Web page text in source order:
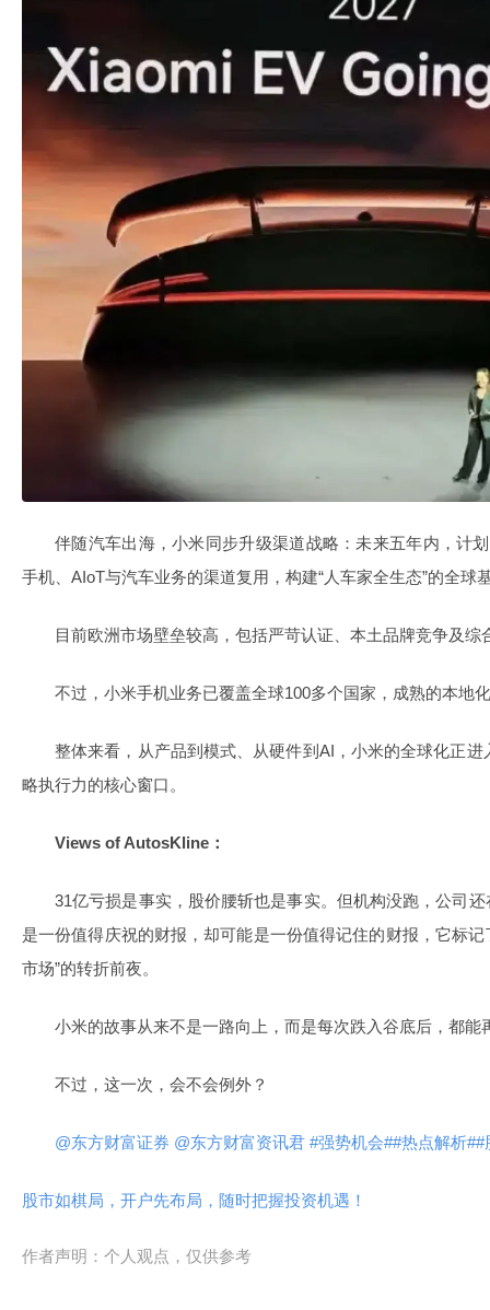
伴随汽车出海，小米同步升级渠道战略：未来五年内，计
手机、AIoT与汽车业务的渠道复用，构建“人车家全生态”的全球
目前欧洲市场壁垒较高，包括严苛认证、本土品牌竞争及综
不过，小米手机业务已覆盖全球100多个国家，成熟的本地
整体来看，从产品到模式、从硬件到AI，小米的全球化正
略执行力的核心窗口。
Views of AutosKline：
31亿亏损是事实，股价腰斩也是事实。但机构没跑，公司
是一份值得庆祝的财报，却可能是一份值得记住的财报，它标记
市场”的转折前夜。
小米的故事从来不是一路向上，而是每次跌入谷底后，都能
不过，这一次，会不会例外？
@东方财富证券 @东方财富资讯君 #强势机会##热点解析##
股市如棋局，开户先布局，随时把握投资机遇！
作者声明：个人观点，仅供参考